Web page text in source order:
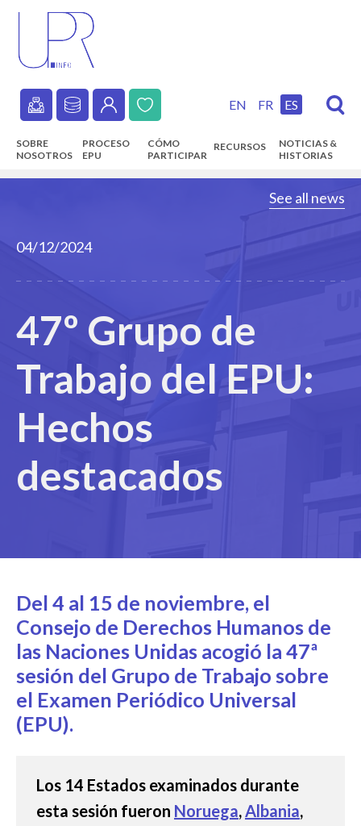
content
Secondary
navigation
EN FR ES
Main
SOBRE
NOSOTROS
PROCESO
EPU
CÓMO
PARTICIPAR
RECURSOS
NOTICIAS &
HISTORIAS
See all news
04/12/2024
47º Grupo de
Trabajo del EPU:
Hechos
destacados
Del 4 al 15 de noviembre, el
Consejo de Derechos Humanos de
las Naciones Unidas acogió la 47ª
sesión del Grupo de Trabajo sobre
el Examen Periódico Universal
(EPU).
Los 14 Estados examinados durante
esta sesión fueron Noruega,Albania,